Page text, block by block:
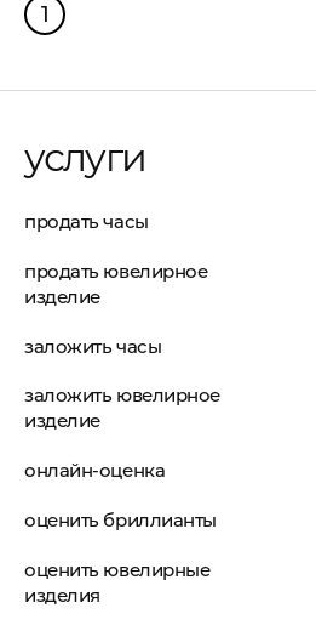
1
услуги
продать часы
продать ювелирное
изделие
заложить часы
заложить ювелирное
изделие
онлайн-оценка
оценить бриллианты
оценить ювелирные
изделия